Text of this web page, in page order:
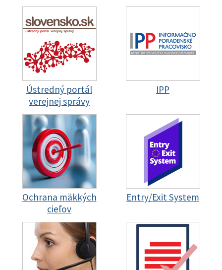
Ústredný portál
verejnej správy
IPP
Ochrana mäkkých
cieľov
Entry/Exit System